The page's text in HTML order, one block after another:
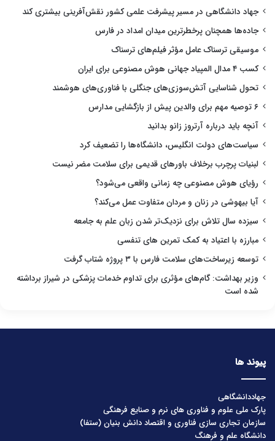
جهاد دانشگاهی در مسیر پیشرفت علمی کشور نقش‌آفرینی بیشتری کند
جاده‌ها همچنان پرخطرترین میدان امداد در فارس
موسیقی ترسناک عامل مؤثر فیلم‌های ترسناک
کسب ۴ مدال المپیاد جهانی هوش مصنوعی برای ایران
تحول شناسایی آتش‌سوزی‌های جنگلی با فناوری‌های هوشمند
۶ توصیه مهم برای والدین پیش از بازگشایی مدارس
آنچه باید درباره آرتروز زانو بدانید
سیاست‌های دولت انگلیس، دانشگاه‌ها را تضعیف کرد
لبنیات پرچرب برخلاف باورهای قدیمی برای سلامت مضر نیست
رؤیای هوش مصنوعی چه زمانی واقعی می‌شود؟
آیا بیهوشی در زنان و مردان متفاوت عمل می‌کند؟
سیزده سال تلاش برای نزدیک‌تر شدن زبان علم به جامعه
مبارزه با اعتیاد به کمک تمرین های تنفسی
توسعه زیرساخت‌های سلامت فارس با ۳ پروژه شتاب گرفت
وزیر بهداشت: گام‌های مؤثری برای تداوم خدمات پزشکی در شیراز برداشته
شده است
پیوند ها
جهاددانشگاهی
پارک ملی علوم و فناوری های نرم و صنایع فرهنگی
سازمان تجاری سازی فناوری و اقتصاد دانش بنیان (ستفا)
دانشگاه علم و فرهنگ